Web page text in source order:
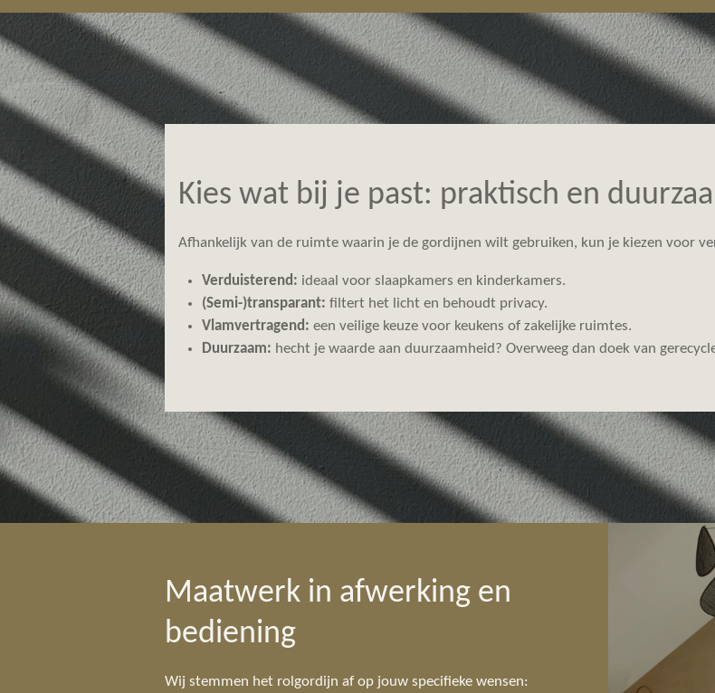
Kies wat bij je past: praktisch en
Afhankelijk van de ruimte waarin je de gordijnen wilt gebruiken, kun je kiezen voor
Verduisterend: ideaal voor slaapkamers en kinderkamers.
(Semi-)transparant: filtert het licht en behoudt privacy.
Vlamvertragend: een veilige keuze voor keukens of zakelijke ruimtes.
Duurzaam: hecht je waarde aan duurzaamheid? Overweeg dan doek van
Maatwerk in afwerking en
bediening
Wij stemmen het rolgordijn af op jouw specifieke wensen: